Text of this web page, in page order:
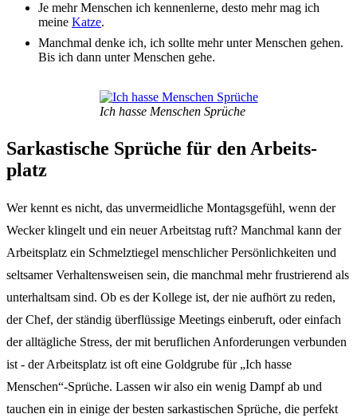
Je mehr Menschen ich kennen­ler­ne, desto mehr mag ich
meine Katze.
Manch­mal denke ich, ich soll­te mehr unter Menschen gehen.
Bis ich dann unter Menschen gehe.
Ich hasse Menschen Sprü­che
Sarkas­ti­sche Sprü­che für den Arbeits­
platz
Wer kennt es nicht, das unver­meid­li­che Montags­ge­fühl, wenn der
Wecker klin­gelt und ein neuer Arbeits­tag ruft? Manch­mal kann der
Arbeits­platz ein Schmelz­tie­gel mensch­li­cher Persön­lich­kei­ten und
selt­sa­mer Verhal­tens­wei­sen sein, die manch­mal mehr frus­trie­rend als
unter­halt­sam sind. Ob es der Kolle­ge ist, der nie aufhört zu reden,
der Chef, der stän­dig über­flüs­si­ge Meetings einbe­ruft, oder einfach
der alltäg­li­che Stress, der mit beruf­li­chen Anfor­de­run­gen verbun­den
ist - der Arbeits­platz ist oft eine Gold­gru­be für „Ich hasse
Menschen“-Sprüche. Lassen wir also ein wenig Dampf ab und
tauchen ein in eini­ge der besten sarkas­ti­schen Sprü­che, die perfekt